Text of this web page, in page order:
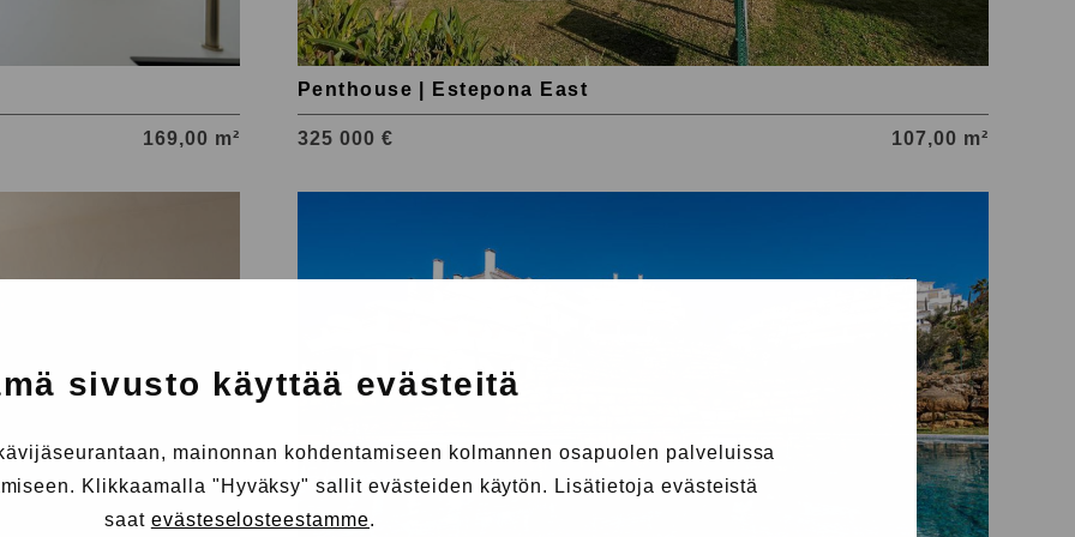
sivusto käyttää evästeitä
mainonnan kohdentamiseen kolmannen osapuolen palveluissa
Klikkaamalla "Hyväksy" sallit evästeiden käytön. Lisätietoja evästeistä
saat evästeselosteestamme.
169,00 m²
Penthouse | Estepona East
325 000 € 107,00 m²